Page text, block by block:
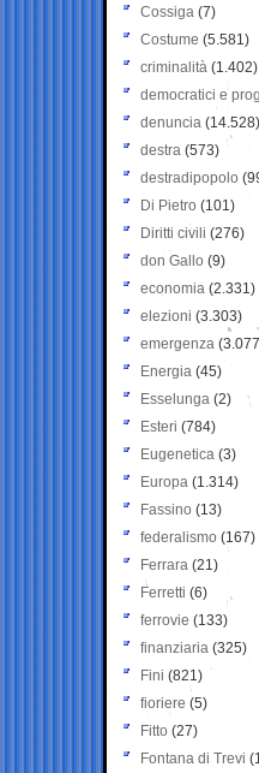
Cossiga (7)
Costume (5.581)
criminalità (1.402)
democratici e
denuncia (14.528)
destra (573)
destradipopolo
Di Pietro (101)
Diritti civili (276)
don Gallo (9)
economia (2.331)
elezioni (3.303)
emergenza
Energia (45)
Esselunga (2)
Esteri (784)
Eugenetica (3)
Europa (1.314)
Fassino (13)
federalismo (167)
Ferrara (21)
Ferretti (6)
ferrovie (133)
finanziaria (325)
Fini (821)
fioriere (5)
Fitto (27)
Fontana di Trevi